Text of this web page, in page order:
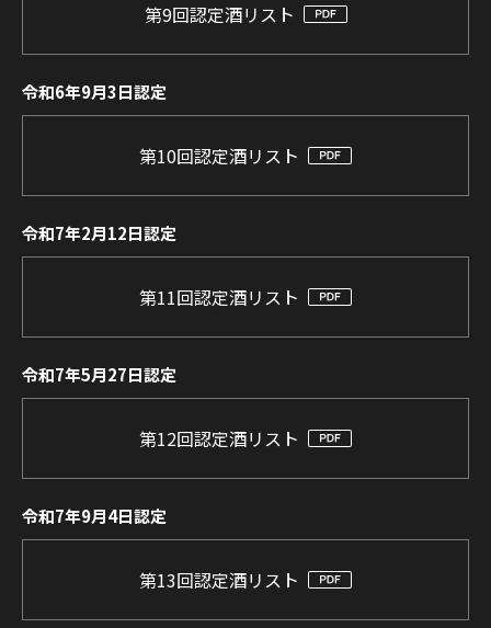
第9回認定酒リスト
令和6年9月3日認定
第10回認定酒リスト
令和7年2月12日認定
第11回認定酒リスト
令和7年5月27日認定
第12回認定酒リスト
令和7年9月4日認定
第13回認定酒リスト